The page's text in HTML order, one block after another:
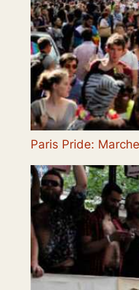
Paris Pride: